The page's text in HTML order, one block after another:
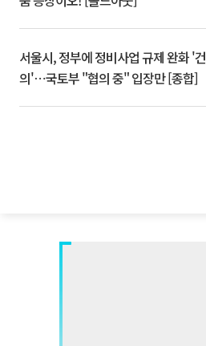
서울시, 정부에 정비사업 규제 완화 '건
의'⋯국토부 "협의 중" 입장만 [종합]